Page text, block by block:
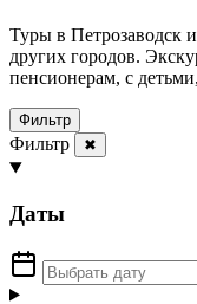
Туры в Петрозаводск
других городов.
пенсионерам, с
Фильтр
Фильтр ✖
Даты